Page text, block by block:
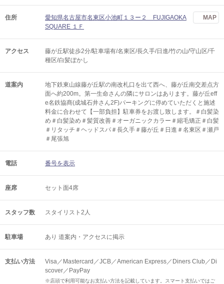
住所
愛知県名古屋市名東区小池町１３ー２ FUJIGAOKA
SQUARE １Ｆ
MAP
アクセス
藤が丘駅徒歩2分/駐車場有/名東区/長久手/日進/竹の山/守山区/千
種区/白髪ぼかし
道案内
地下鉄東山線藤が丘駅の南改札口を出て西へ、藤が丘南交差点方
面へ約200m。第一生命さんの隣にサロンはあります。藤が丘eff
e名鉄協商(成城石井さん2F)パーキングに停めていただくと施述
料金に合わせて【一部負担】駐車券をお渡し致します。＃白髪染
め＃白髪染め＃髪質改善＃オーガニックカラー＃縮毛矯正＃白髪
＃リタッチ＃ヘッドスパ＃長久手＃藤が丘＃日進＃名東区＃瀬戸
＃尾張旭
電話 番号を表示
座席 セット面4席
スタッフ数 スタイリスト2人
駐車場 あり 道案内・アクセスに掲示
支払い方法
Visa／Mastercard／JCB／American Express／Diners Club／Di
scover／PayPay
※店頭で利用可能なお支払い方法を記載しています。スマート支払いではご